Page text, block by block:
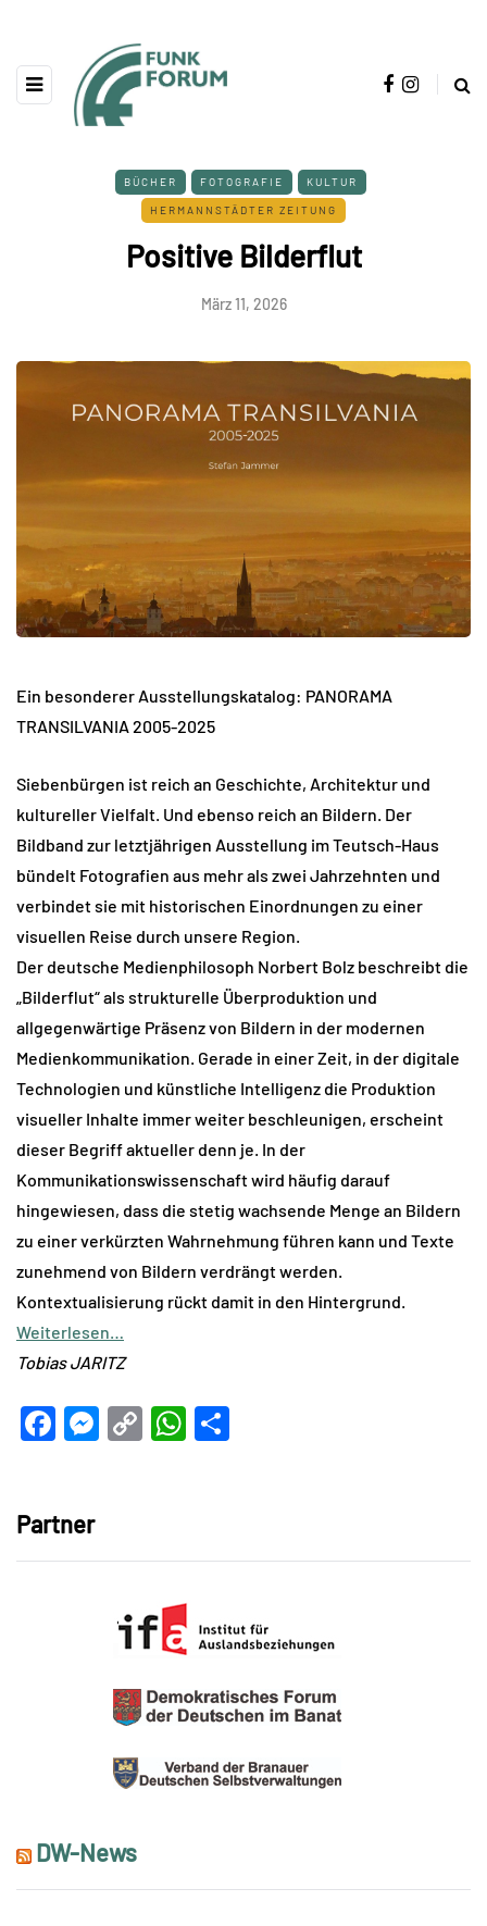
BÜCHER FOTOGRAFIE KULTUR
HERMANNSTÄDTER ZEITUNG
Positive Bilderflut
März 11, 2026
Ein besonderer Ausstellungskatalog: PANORAMA
TRANSILVANIA 2005-2025
Siebenbürgen ist reich an Geschichte, Architektur und
kultureller Vielfalt. Und ebenso reich an Bildern. Der
Bildband zur letztjährigen Ausstellung im Teutsch-Haus
bündelt Fotografien aus mehr als zwei Jahrzehnten und
verbindet sie mit historischen Einordnungen zu einer
visuellen Reise durch unsere Region.
Der deutsche Medienphilosoph Norbert Bolz beschreibt die
„Bilderflut“ als strukturelle Überproduktion und
allgegenwärtige Präsenz von Bildern in der modernen
Medienkommunikation. Gerade in einer Zeit, in der digitale
Technologien und künstliche Intelligenz die Produktion
visueller Inhalte immer weiter beschleunigen, erscheint
dieser Begriff aktueller denn je. In der
Kommunikationswissenschaft wird häufig darauf
hingewiesen, dass die stetig wachsende Menge an Bildern
zu einer verkürzten Wahrnehmung führen kann und Texte
zunehmend von Bildern verdrängt werden.
Kontextualisierung rückt damit in den Hintergrund.
Weiterlesen…
Tobias JARITZ
Facebook
Messenger
CopyWhatsApp
Partner
DW-News